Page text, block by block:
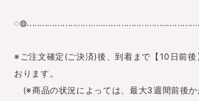
※ご注文確定(ご決済)後、到着まで【10日前後
おります。
(※商品の状況によっては、最大3週間前後か